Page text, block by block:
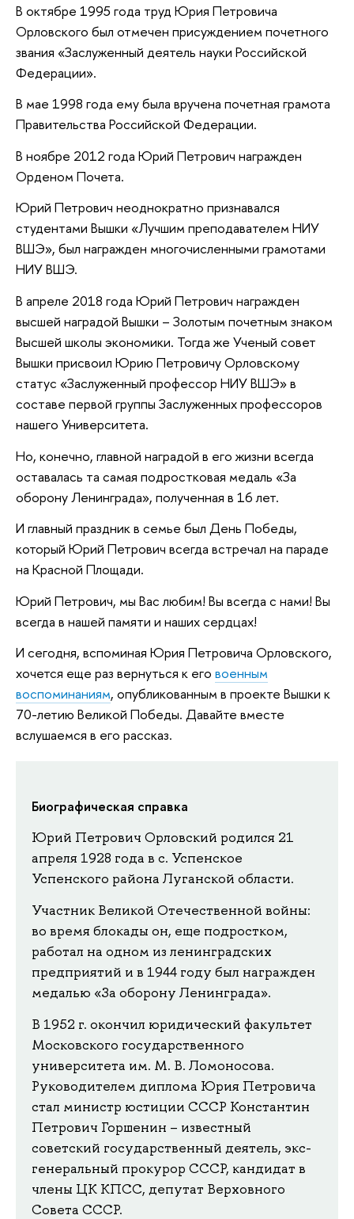
В октябре 1995 года труд Юрия Петровича
Орловского был отмечен присуждением почетного
звания «Заслуженный деятель науки Российской
Федерации».
В мае 1998 года ему была вручена почетная грамота
Правительства Российской Федерации.
В ноябре 2012 года Юрий Петрович награжден
Орденом Почета.
Юрий Петрович неоднократно признавался
студентами Вышки «Лучшим преподавателем НИУ
ВШЭ», был награжден многочисленными грамотами
НИУ ВШЭ.
В апреле 2018 года Юрий Петрович награжден
высшей наградой Вышки – Золотым почетным знаком
Высшей школы экономики. Тогда же Ученый совет
Вышки присвоил Юрию Петровичу Орловскому
статус «Заслуженный профессор НИУ ВШЭ» в
составе первой группы Заслуженных профессоров
нашего Университета.
Но, конечно, главной наградой в его жизни всегда
оставалась та самая подростковая медаль «За
оборону Ленинграда», полученная в 16 лет.
И главный праздник в семье был День Победы,
который Юрий Петрович всегда встречал на параде
на Красной Площади.
Юрий Петрович, мы Вас любим! Вы всегда с нами! Вы
всегда в нашей памяти и наших сердцах!
И сегодня, вспоминая Юрия Петровича Орловского,
хочется еще раз вернуться к его военным
воспоминаниям, опубликованным в проекте Вышки к
70-летию Великой Победы. Давайте вместе
вслушаемся в его рассказ.
Биографическая справка
Юрий Петрович Орловский родился 21
апреля 1928 года в с. Успенское
Успенского района Луганской области.
Участник Великой Отечественной войны:
во время блокады он, еще подростком,
работал на одном из ленинградских
предприятий и в 1944 году был награжден
медалью «За оборону Ленинграда».
В 1952 г. окончил юридический факультет
Московского государственного
университета им. М. В. Ломоносова.
Руководителем диплома Юрия Петровича
стал министр юстиции СССР Константин
Петрович Горшенин – известный
советский государственный деятель, экс-
генеральный прокурор СССР, кандидат в
члены ЦК КПСС, депутат Верховного
Совета СССР.